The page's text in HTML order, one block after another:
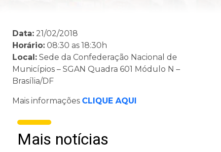
Data: 21/02/2018
Horário: 08:30 as 18:30h
Local: Sede da Confederação Nacional de
Municípios – SGAN Quadra 601 Módulo N –
Brasília/DF
Mais informações CLIQUE AQUI
Mais notícias